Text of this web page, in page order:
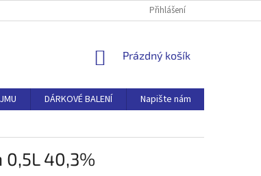
VĚRNOSTNÍ PROGRAM
Přihlášení
NÁKUPNÍ
Prázdný košík
DÁRKOVÉ BALENÍ Napište nám
40,3%